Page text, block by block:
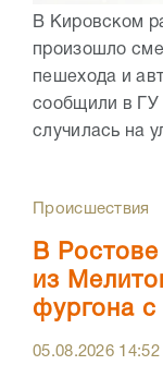
В Кировском
произошло
пешехода и
сообщили в ГУ
случилась на
Происшествия
В
из
фургона с
05.08.2026 14:52